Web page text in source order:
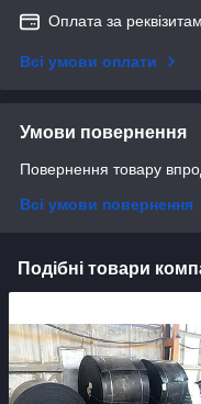
Оплата за
Всі умови оплати
Умови повернення
Повернення товару
Всі умови повернення
Подібні товари